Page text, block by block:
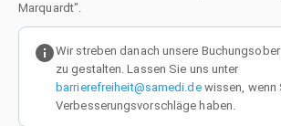
Marquardt".
infoWir streben danach unsere
zu gestalten. Lassen Sie uns unter
barrierefreiheit@samedi.dewissen, wenn
Verbesserungsvorschläge haben.